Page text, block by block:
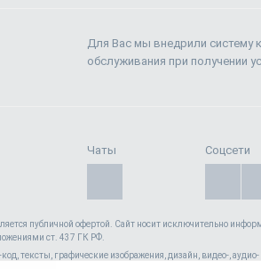
Для Вас мы внедрили систему
обслуживания при получении
Чаты Соцсети
публичной офертой. Cайт носит исключительно
ст. 437 ГК РФ.
тексты, графические изображения, дизайн, видео-,